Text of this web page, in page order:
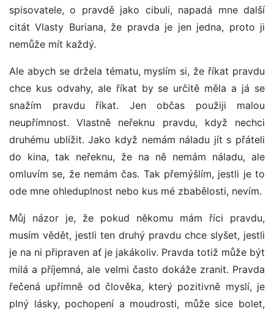
spisovatele, o pravdě jako cibuli, napadá mne další
citát Vlasty Buriana, že pravda je jen jedna, proto ji
nemůže mít každý.
Ale abych se držela tématu, myslím si, že říkat pravdu
chce kus odvahy, ale říkat by se určitě měla a já se
snažím pravdu říkat. Jen občas použiji malou
neupřímnost. Vlastně neřeknu pravdu, když nechci
druhému ublížit. Jako když nemám náladu jít s přáteli
do kina, tak neřeknu, že na ně nemám náladu, ale
omluvím se, že nemám čas. Tak přemýšlím, jestli je to
ode mne ohleduplnost nebo kus mé zbabělosti, nevím.
Můj názor je, že pokud někomu mám říci pravdu,
musím vědět, jestli ten druhý pravdu chce slyšet, jestli
je na ni připraven ať je jakákoliv. Pravda totiž může být
milá a příjemná, ale velmi často dokáže zranit. Pravda
řečená upřímně od člověka, který pozitivně myslí, je
plný lásky, pochopení a moudrosti, může sice bolet,